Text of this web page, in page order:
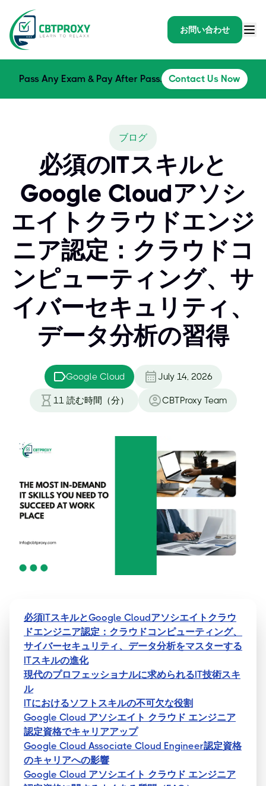
お問い合わせ
Pass Any Exam & Pay After Pass. Contact Us Now
ブログ
必須のITスキルと
Google Cloudアソシ
エイトクラウドエンジ
ニア認定：クラウドコ
ンピューティング、サ
イバーセキュリティ、
データ分析の習得
Google Cloud July 14, 2026
11 読む時間（分） CBTProxy Team
必須ITスキルとGoogle Cloudアソシエイトクラウ
ドエンジニア認定：クラウドコンピューティング、
サイバーセキュリティ、データ分析をマスターする
ITスキルの進化
現代のプロフェッショナルに求められるIT技術スキ
ル
ITにおけるソフトスキルの不可欠な役割
Google Cloud アソシエイト クラウド エンジニア
認定資格でキャリアアップ
Google Cloud Associate Cloud Engineer認定資格
のキャリアへの影響
Google Cloud アソシエイト クラウド エンジニア